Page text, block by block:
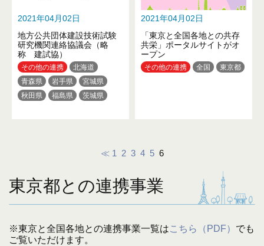
2021年04月02日
地方公共団体建設技術試験
研究機関連絡協議会（略
称 建試協）
その他の連携
北海道
青森県
岩手県
宮城県
秋田県
福島県
茨城県
京都府
和歌山県
鳥取県
岡山県
広島県
徳島県
愛媛県
長崎県
熊本県
宮崎県
鹿児島県
2021年04月02日
「東京と全国各地との共存
共栄」ポータルサイトがオ
ープン
その他の連携 全国 東京都
≪ 1 2 3 4 5 6
東京都との連携事業
※東京と全国各地との連携事業一覧はこちら（PDF） でも
ご覧いただけます。